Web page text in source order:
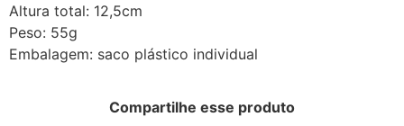
Altura total: 12,5cm
Peso: 55g
Embalagem: saco plástico individual
Compartilhe esse produto